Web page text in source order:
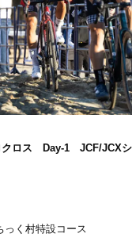
クロス Day-1 JCF/JCX
っく村特設コース